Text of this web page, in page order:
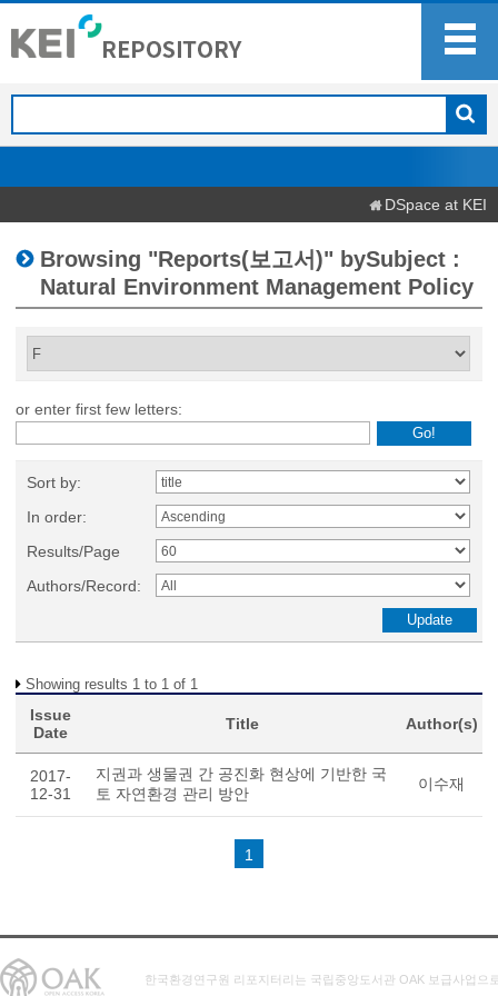
DSpace at KEI
Browsing "Reports(보고서)" bySubject :
Natural Environment Management Policy
or enter first few letters:
Sort by:
In order:
Results/Page
Authors/Record:
Showing results 1 to 1 of 1
Issue
Date
Title Author(s)
2017-
12-31
지권과 생물권 간 공진화 현상에 기반한 국
토 자연환경 관리 방안
이수재
1
한국환경연구원 리포지터리는 국립중앙도서관 OAK 보급사업